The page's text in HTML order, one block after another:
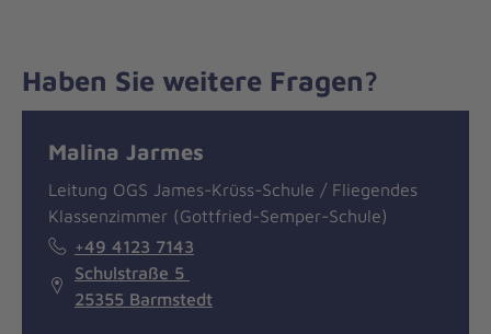
Haben Sie weitere Fragen?
Malina Jarmes
Leitung OGS James-Krüss-Schule / Fliegendes
Klassenzimmer (Gottfried-Semper-Schule)
+49 4123 7143
Schulstraße 5
25355 Barmstedt